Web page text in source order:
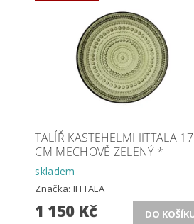
TALÍŘ KASTEHELMI IITTALA 17
CM MECHOVĚ ZELENÝ *
skladem
Značka: IITTALA
1 150 Kč